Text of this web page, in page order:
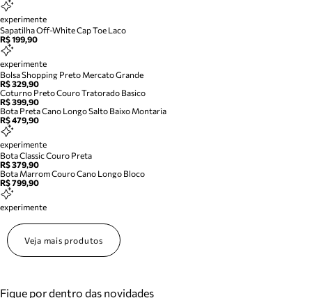
experimente
Sapatilha Off-White Cap Toe Laco
R$ 199,90
experimente
Bolsa Shopping Preto Mercato Grande
R$ 329,90
Coturno Preto Couro Tratorado Basico
R$ 399,90
Bota Preta Cano Longo Salto Baixo Montaria
R$ 479,90
experimente
Bota Classic Couro Preta
R$ 379,90
Bota Marrom Couro Cano Longo Bloco
R$ 799,90
experimente
Veja mais produtos
Fique por dentro das novidades